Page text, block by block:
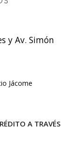
y Av. Simón
Jácome
A TRAVÉS